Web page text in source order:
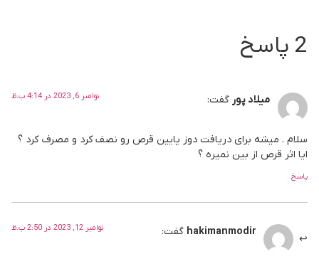
2 پاسخ
میلاد پور گفت: نوامبر 6, 2023 در 4:14 ب.ظ
سلام . میشه برای دریافت دوز پایین قرص رو نصف کرد و مصرف کرد ؟
ایا اثر قرص از بین نمیره ؟
پاسخ
hakimanmodir گفت: نوامبر 12, 2023 در 2:50 ب.ظ